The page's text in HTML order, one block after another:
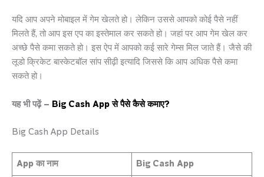
यदि आप अपने मोबाइल में गेम खेलते हो। लेकिन उससे आपको कोई पैसे नहीं
मिलते हैं, तो आप इस एप का इस्तेमाल कर सकते हो। जहां पर आप गेम खेल कर
अच्छे पैसे कमा सकते हो। इस ऐप में आपको कई सारे गेम्स मिल जाते हैं। जैसे की
लूडो क्रिकेट बास्केटबॉल सांप सीढ़ी इत्यादि जिससे कि आप अधिक पैसे कमा
सकते हो।
यह भी पढ़ें – Big Cash App से पैसे कैसे कमाए?
Big Cash App Details
App का नाम Big Cash App